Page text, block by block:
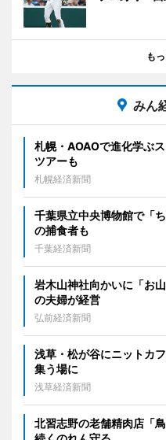
も
みん
札幌・AOAOで進化学ぶ
ツアーも
札幌経済新聞
千葉県立中央博物館で「
の捕食者も
千葉経済新聞
岩木山神社向かいに「お
の夫婦が経営
弘前経済新聞
浅草・松が谷にニット
集う場に
浅草経済新聞
北習志野の老舗精肉店「